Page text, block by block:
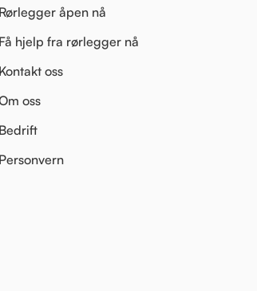
Rørlegger åpen nå
Få hjelp fra rørlegger nå
Kontakt oss
oss
Bedrift
Personvern